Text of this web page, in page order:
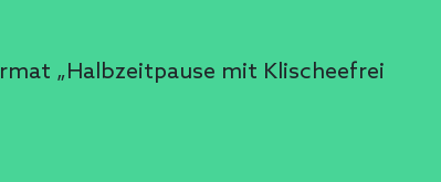
„Halbzeitpause mit Klischeefrei